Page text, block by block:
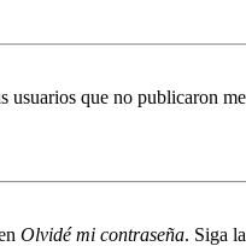
que no publicaron
Olvidé mi contraseña. Siga